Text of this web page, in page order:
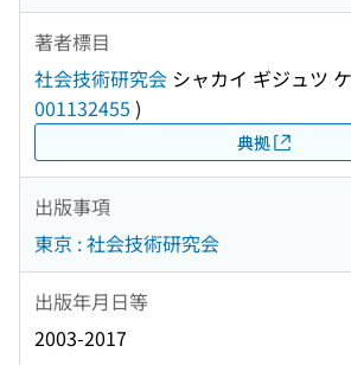
著者標目
社会技術研究会 シャカイ ギジュツ
001132455 )
典拠
出版事項
東京 : 社会技術研究会
出版年月日等
2003-2017